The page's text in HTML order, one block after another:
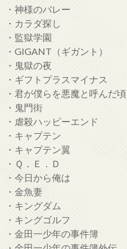
・神様のバレー
・カラダ探し
・監獄学園
・GIGANT（ギガント）
・鬼獄の夜
・ギフトプラスマイナス
・君が僕らを悪魔と呼んだ頃
・鬼門街
・虐殺ハッピーエンド
・キャプテン
・キャプテン翼
・Ｑ．Ｅ．Ｄ
・今日から俺は
・金魚妻
・キングダム
・キングゴルフ
・金田一少年の事件簿